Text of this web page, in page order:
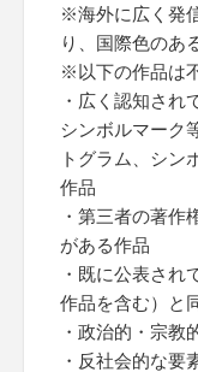
※海外に広く発
り、国際色のあ
※以下の作品は
・広く認知され
シンボルマーク
トグラム、シン
作品
・第三者の著作
がある作品
・既に公表され
作品を含む）と
・政治的・宗教
・反社会的な要